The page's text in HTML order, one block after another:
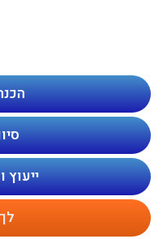
ייעוץ